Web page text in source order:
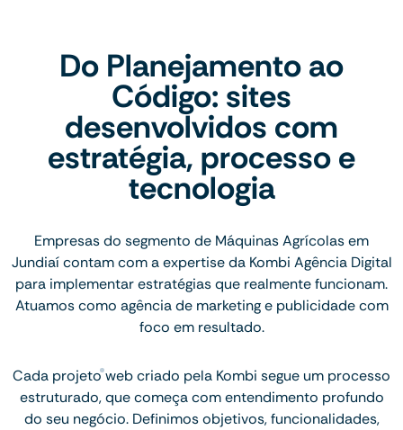
Do Planejamento ao
Código: sites
desenvolvidos com
estratégia, processo e
tecnologia
Empresas do segmento de Máquinas Agrícolas em
Jundiaí contam com a expertise da Kombi Agência Digital
para implementar estratégias que realmente funcionam.
Atuamos como agência de marketing e publicidade com
foco em resultado.
Cada projeto web criado pela Kombi segue um processo
estruturado, que começa com entendimento profundo
do seu negócio. Definimos objetivos, funcionalidades,